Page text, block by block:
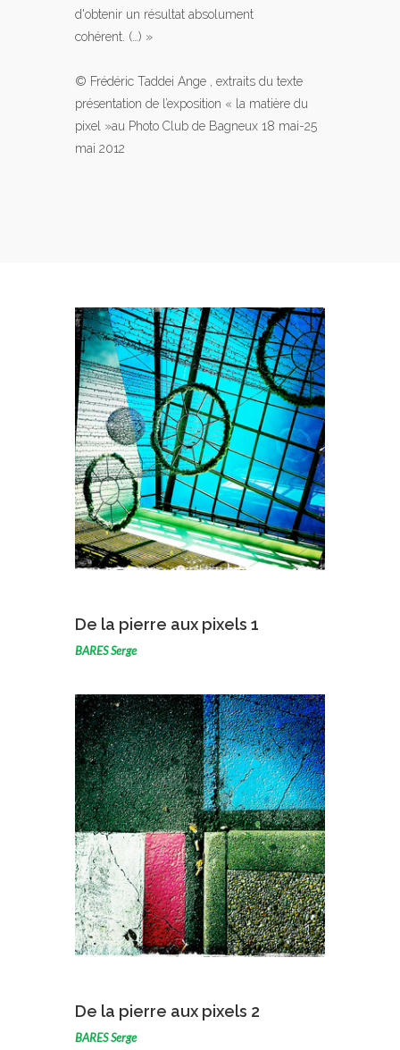
d'obtenir un résultat absolument
cohérent. (…) »
© Frédéric Taddei Ange , extraits du texte
présentation de l’exposition « la matière du
pixel »au Photo Club de Bagneux 18 mai-25
mai 2012
VOIR L'ŒUVRE
De la pierre aux pixels 1
BARES Serge
VOIR L'ŒUVRE
De la pierre aux pixels 2
BARES Serge